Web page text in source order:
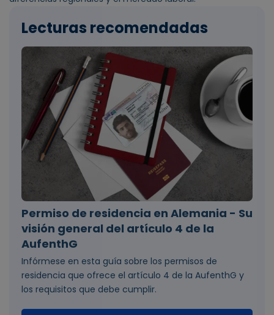
Lecturas recomendadas
Permiso de residencia en Alemania - Su
visión general del artículo 4 de la
AufenthG
Infórmese en esta guía sobre los permisos de
residencia que ofrece el artículo 4 de la AufenthG y
los requisitos que debe cumplir.